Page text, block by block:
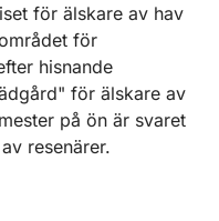
för älskare av hav
för
hisnande
för älskare av
på ön är svaret
resenärer.